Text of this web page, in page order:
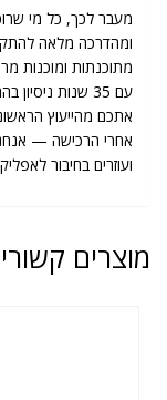
מעבר לכך, כל מי
ומהדרכה מלאה
מתוכנתות ומוכנות
עם 35 שנות
אתכם מהייעוץ
אחרי הרכישה —
ועוזרים בחיבור
מוצרים